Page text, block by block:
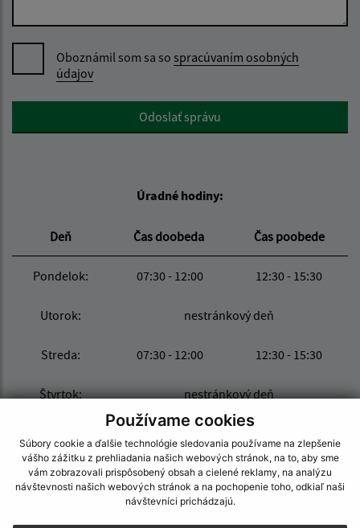
Používame cookies
Súbory cookie a ďalšie technológie sledovania používame na zlepšenie
vášho zážitku z prehliadania našich webových stránok, na to, aby sme
vám zobrazovali prispôsobený obsah a cielené reklamy, na analýzu
návštevnosti našich webových stránok a na pochopenie toho, odkiaľ naši
návštevníci prichádzajú.
Oboznámil som sa so spracúvaním osobných
údajov
Google reCaptcha ResponseOdoslať správu
Úradné hodiny:
Deň Čas doobeda Čas poobede
Pondelok: 07:30 - 12:00 12:30 - 15:30
Utorok: nestránkový deň
Streda: 07:30 - 12:00 12:30 - 15:30
Štvrtok: nestránkový deň
Obedňajšia prestávka:12:00 - 12:30